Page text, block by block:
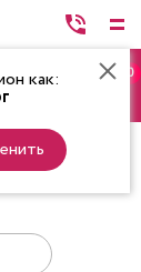
как: 0